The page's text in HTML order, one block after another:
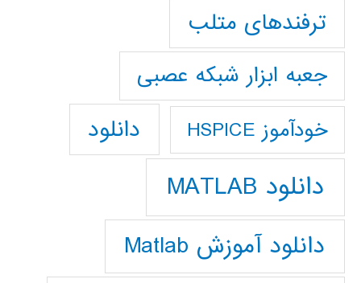
ترفندهای متلب
جعبه ابزار شبکه عصبی
خودآموز HSPICE دانلود
دانلود MATLAB
دانلود آموزش Matlab